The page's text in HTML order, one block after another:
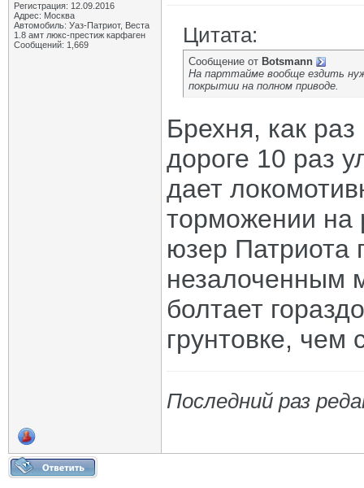
Регистрация: 12.09.2016
Адрес: Москва
Автомобиль: Уаз-Патриот, Веста
1.8 амт люкс-престиж карфаген
Сообщений: 1,669
Цитата:
Сообщение от Botsmann
На парттайме вообще ездить
покрытии на полном приводе.
Брехня, как
дороге 10 раз
дает
торможении на
юзер Патриота
незалоченным
болтает
грунтовке,
Последний раз